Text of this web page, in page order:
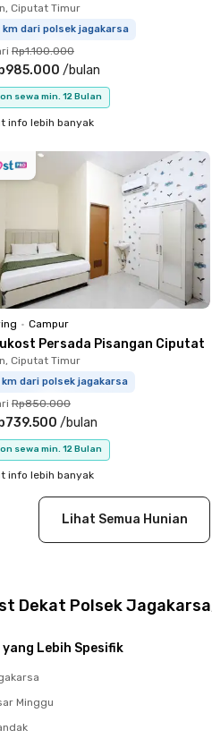
Ciputat Timur
km dari polsek jagakarsa
Rp1.100.000
/bulan
sewa min. 12 Bulan
info lebih banyak
• Campur
Persada Pisangan Ciputat
Ciputat Timur
km dari polsek jagakarsa
Rp850.000
/bulan
sewa min. 12 Bulan
info lebih banyak
Lihat Semua Hunian
Dekat Polsek
yang Lebih Spesifik
Minggu